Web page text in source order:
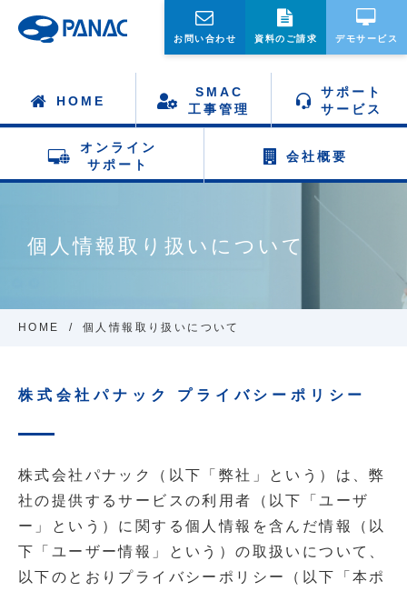
HOME
SMAC
工事管理
サポート
サービス
オンライン
サポート
会社概要
お問い合わせ 資料のご請求 デモサービス
個人情報取り扱いについて
HOME 個人情報取り扱いについて
株式会社パナック プライバシーポリシー
株式会社パナック（以下「弊社」という）は、弊
社の提供するサービスの利用者（以下「ユーザ
ー」という）に関する個人情報を含んだ情報（以
下「ユーザー情報」という）の取扱いについて、
以下のとおりプライバシーポリシー（以下「本ポ